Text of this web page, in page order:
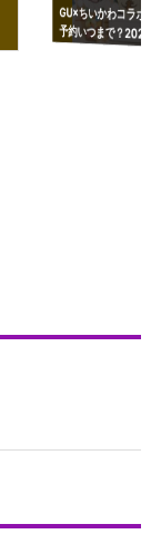
GU×ちいかわコラ
予約いつまで？
ーチやショルダー